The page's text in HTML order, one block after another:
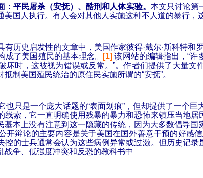
：平民屠杀（安抚）、酷刑和人体实验。 本文只讨论第
国人执行。有人会对其他人实施这种不人道的暴行，
有历史启发性的文章中，美国作家彼得·戴尔·斯科特和
了美国殖民的基本理念。
[1] 该网站的编辑指出，“许
坏时，这被视为错误或反常。 ”。作者们提供了大量文
制美国殖民统治的原住民实施所谓的“安抚”。
也只是一个庞大话题的“表面划痕”，但却提供了一个巨
索，它一直明确使用残暴的暴力和恐怖来镇压当地居
基本上没有注意到 这一隐藏的传统，因为大多数倡导
辩论的主要内容是关于美国在国外善意干预的好感信
的士兵通常会认为这些病例异常或过激。但历史记
战争、低强度冲突和反恐的教科书中